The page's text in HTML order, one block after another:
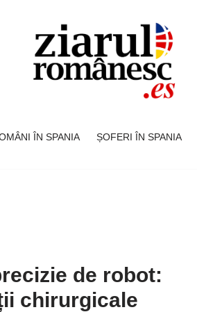
ÎN SPANIA ȘOFERI ÎN SPANIA
de robot:
chirurgicale